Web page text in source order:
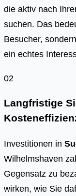
die aktiv nach
suchen. Das
Besucher,
ein echtes
02
Langfristige
Investitionen in
Wilhelmshaven
Gegensatz zu
wirken, wie Sie